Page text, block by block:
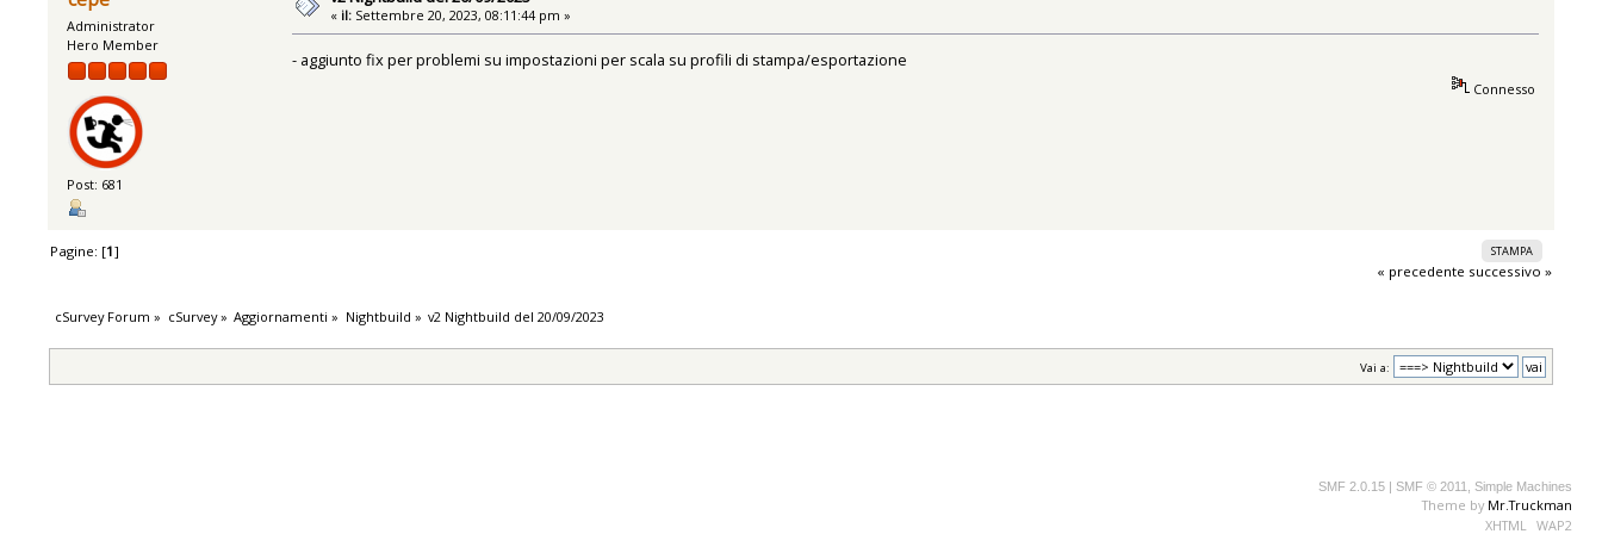
Administrator
Hero Member
Post: 681
« il: Settembre 20, 2023, 08:11:44 pm »
- aggiunto fix per problemi su impostazioni per scala su profili di stampa/esportazione
Connesso
STAMPA
Pagine: [1]
« precedente successivo »
cSurvey Forum » cSurvey» Aggiornamenti » Nightbuild » v2 Nightbuild del 20/09/2023
Vai a:
SMF 2.0.15 SMF © 2011 Simple Machines
Theme by Mr.Truckman
XHTML WAP2